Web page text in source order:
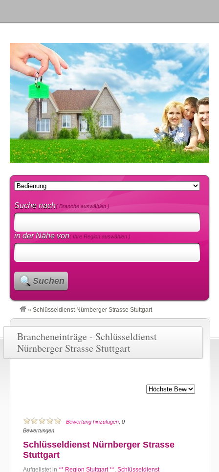
Suche nach( Branche auswählen )
in der Nähe von( Ihre Region auswählen )
Suchen
» Schlüsseldienst Nürnberger Strasse Stuttgart
Brancheneinträge - Schlüsseldienst
Nürnberger Strasse Stuttgart
Bewertung hinzufügen , 0
Bewertungen
Schlüsseldienst Nürnberger Strasse
Stuttgart
Aufgelistet in ** Region Stuttgart **, Schlüsseldienst